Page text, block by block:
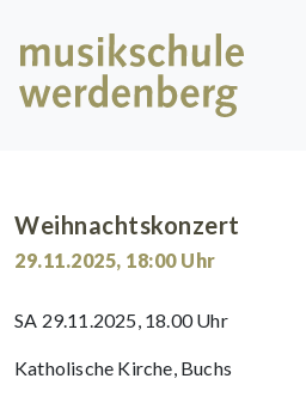
Weihnachtskonzert
29.11.2025, 18:00Uhr
SA 29.11.2025, 18.00 Uhr
Katholische Kirche, Buchs